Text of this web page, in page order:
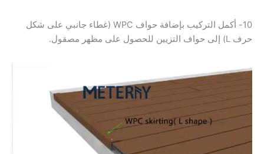
10- أكمل التركيب بإضافة حواف WPC (غطاء جانبي على شكل
حرف L) إلى حواف التزيين للحصول على مظهر مصقول.